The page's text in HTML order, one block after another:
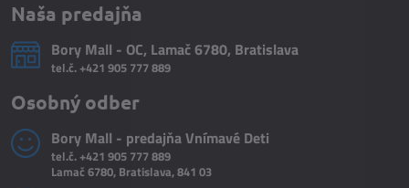
Naša predajňa
Bory Mall - OC, Lamač 6780, Bratislava
tel.č.+421 905 777 889
Osobný odber
Bory Mall - predajňa Vnímavé Deti
tel.č.+421 905 777 889
Lamač 6780, Bratislava, 841 03